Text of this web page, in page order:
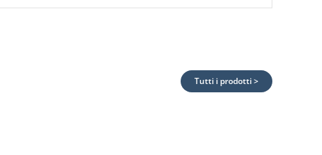
Tutti i prodotti >